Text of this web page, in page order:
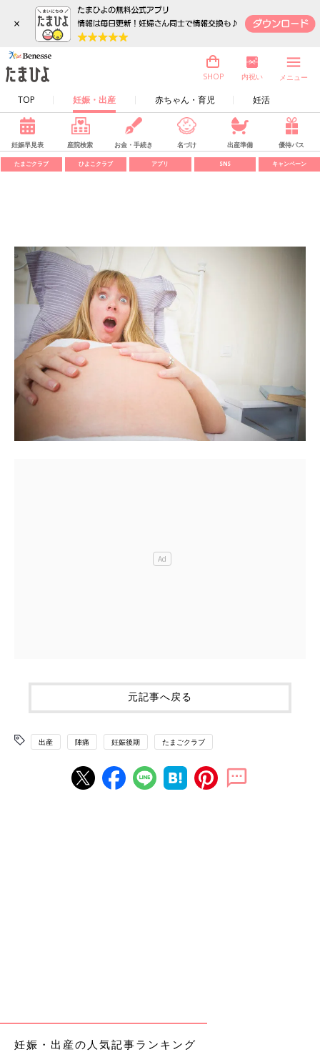
×
TOP 妊娠・出産 赤ちゃん・育児 妊活
SHOP 内祝い メニュー
妊娠早見表 産院検索 お金・手続き 名づけ 出産準備 優待パス
たまごクラブ ひよこクラブ アプリ SNS キャンペーン
元記事へ戻る
出産 陣痛 妊娠後期 たまごクラブ
妊娠・出産の人気記事ランキング